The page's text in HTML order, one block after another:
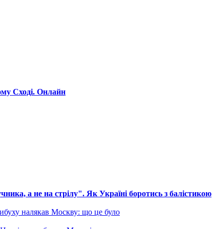
Сході. Онлайн
а не на стрілу". Як Україні боротись з балістикою
налякав Москву: що це було